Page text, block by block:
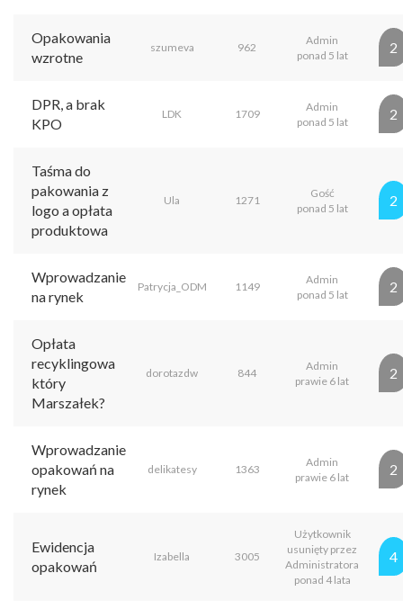
Opakowania
wzrotne
szumeva 962
Admin
ponad 5 lat
2
DPR, a brak
KPO
LDK 1709
Admin
ponad 5 lat
2
Taśma do
pakowania z
logo a opłata
produktowa
Ula 1271
Gość
ponad 5 lat
2
Wprowadzanie
na rynek
Patrycja_ODM 1149
Admin
ponad 5 lat
2
Opłata
recyklingowa
który
Marszałek?
dorotazdw 844
Admin
prawie 6 lat
2
Wprowadzanie
opakowań na
rynek
delikatesy 1363
Admin
prawie 6 lat
2
Ewidencja
opakowań
Izabella 3005
Użytkownik
usunięty przez
Administratora
ponad 4 lata
4